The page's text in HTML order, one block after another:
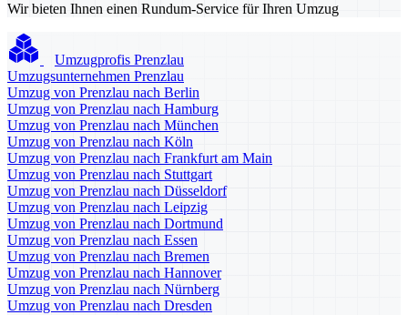
Wir bieten Ihnen einen Rundum-Service für Ihren Umzug
Umzugprofis Prenzlau
Umzugsunternehmen Prenzlau
Umzug von Prenzlau nach Berlin
Umzug von Prenzlau nach Hamburg
Umzug von Prenzlau nach München
Umzug von Prenzlau nach Köln
Umzug von Prenzlau nach Frankfurt am Main
Umzug von Prenzlau nach Stuttgart
Umzug von Prenzlau nach Düsseldorf
Umzug von Prenzlau nach Leipzig
Umzug von Prenzlau nach Dortmund
Umzug von Prenzlau nach Essen
Umzug von Prenzlau nach Bremen
Umzug von Prenzlau nach Hannover
Umzug von Prenzlau nach Nürnberg
Umzug von Prenzlau nach Dresden